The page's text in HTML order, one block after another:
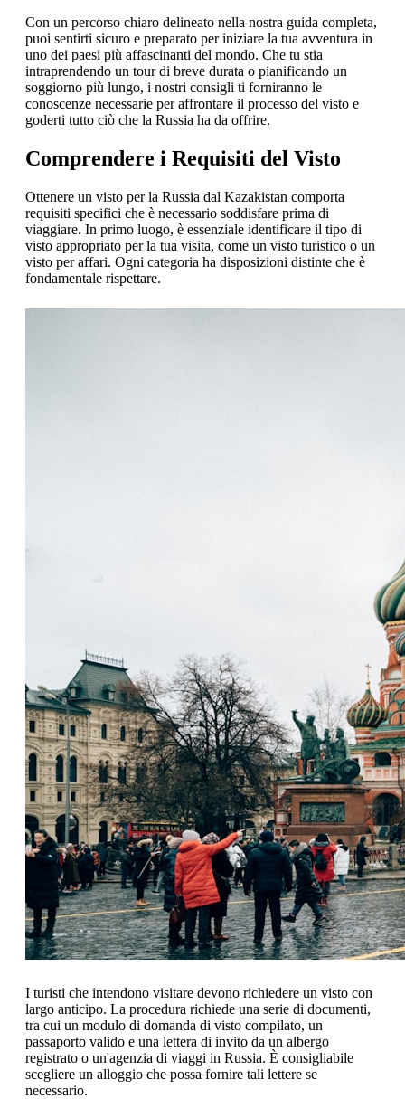
Con un percorso chiaro delineato nella nostra guida completa,
puoi sentirti sicuro e preparato per iniziare la tua avventura in
uno dei paesi più affascinanti del mondo. Che tu stia
intraprendendo un tour di breve durata o pianificando un
soggiorno più lungo, i nostri consigli ti forniranno le
conoscenze necessarie per affrontare il processo del visto e
goderti tutto ciò che la Russia ha da offrire.
Comprendere i Requisiti del Visto
Ottenere un visto per la Russia dal Kazakistan comporta
requisiti specifici che è necessario soddisfare prima di
viaggiare. In primo luogo, è essenziale identificare il tipo di
visto appropriato per la tua visita, come un visto turistico o un
visto per affari. Ogni categoria ha disposizioni distinte che è
fondamentale rispettare.
I turisti che intendono visitare devono richiedere un visto con
largo anticipo. La procedura richiede una serie di documenti,
tra cui un modulo di domanda di visto compilato, un
passaporto valido e una lettera di invito da un albergo
registrato o un'agenzia di viaggi in Russia. È consigliabile
scegliere un alloggio che possa fornire tali lettere se
necessario.